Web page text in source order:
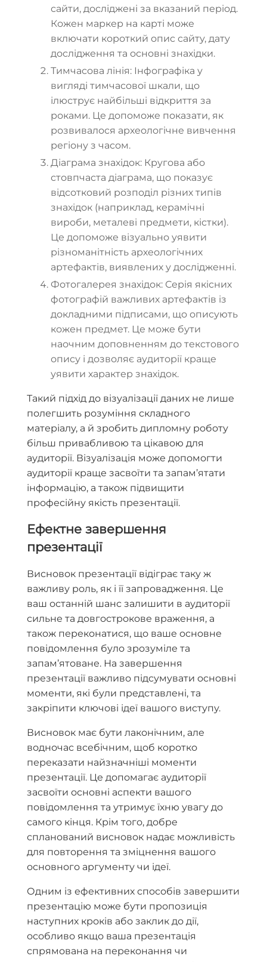
сайти, досліджені за вказаний період.
Кожен маркер на карті може
включати короткий опис сайту, дату
дослідження та основні знахідки.
Тимчасова лінія: Інфографіка у
вигляді тимчасової шкали, що
ілюструє найбільші відкриття за
роками. Це допоможе показати, як
розвивалося археологічне вивчення
регіону з часом.
Діаграма знахідок: Кругова або
стовпчаста діаграма, що показує
відсотковий розподіл різних типів
знахідок (наприклад, керамічні
вироби, металеві предмети, кістки).
Це допоможе візуально уявити
різноманітність археологічних
артефактів, виявлених у дослідженні.
Фотогалерея знахідок: Серія якісних
фотографій важливих артефактів із
докладними підписами, що описують
кожен предмет. Це може бути
наочним доповненням до текстового
опису і дозволяє аудиторії краще
уявити характер знахідок.
Такий підхід до візуалізації даних не лише
полегшить розуміння складного
матеріалу, а й зробить дипломну роботу
більш привабливою та цікавою для
аудиторії. Візуалізація може допомогти
аудиторії краще засвоїти та запам’ятати
інформацію, а також підвищити
професійну якість презентації.
Ефектне завершення
презентації
Висновок презентації відіграє таку ж
важливу роль, як і її запровадження. Це
ваш останній шанс залишити в аудиторії
сильне та довгострокове враження, а
також переконатися, що ваше основне
повідомлення було зрозуміле та
запам’ятоване. На завершення
презентації важливо підсумувати основні
моменти, які були представлені, та
закріпити ключові ідеї вашого виступу.
Висновок має бути лаконічним, але
водночас всебічним, щоб коротко
переказати найзначніші моменти
презентації. Це допомагає аудиторії
засвоїти основні аспекти вашого
повідомлення та утримує їхню увагу до
самого кінця. Крім того, добре
спланований висновок надає можливість
для повторення та зміцнення вашого
основного аргументу чи ідеї.
Одним із ефективних способів завершити
презентацію може бути пропозиція
наступних кроків або заклик до дії,
особливо якщо ваша презентація
спрямована на переконання чи